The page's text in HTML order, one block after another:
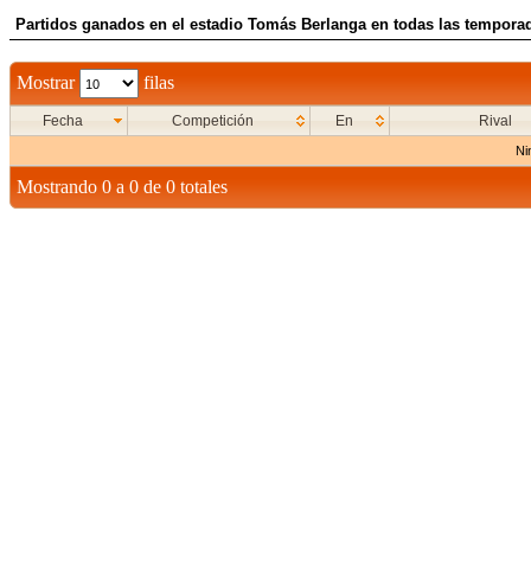
Partidos ganados en el estadio Tomás Berlanga en todas las
Mostrar filas
Fecha Competición En Rival
Mostrando 0 a 0 de 0 totales